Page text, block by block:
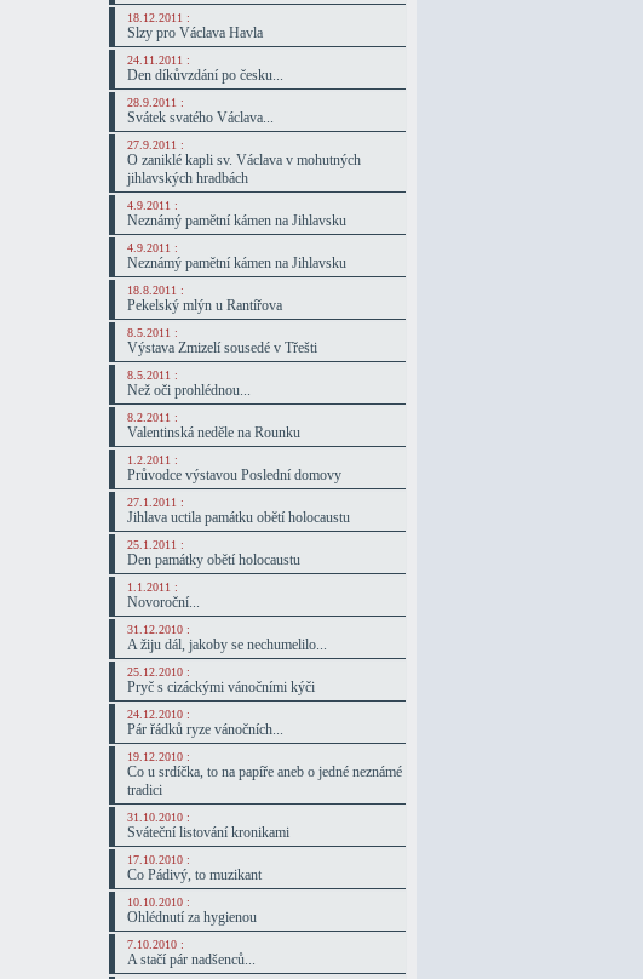
18.12.2011 :
Slzy pro Václava Havla
24.11.2011 :
Den díkůvzdání po česku...
28.9.2011 :
Svátek svatého Václava...
27.9.2011 :
O zaniklé kapli sv. Václava v mohutných
jihlavských hradbách
4.9.2011 :
Neznámý pamětní kámen na Jihlavsku
4.9.2011 :
Neznámý pamětní kámen na Jihlavsku
18.8.2011 :
Pekelský mlýn u Rantířova
8.5.2011 :
Výstava Zmizelí sousedé v Třešti
8.5.2011 :
Než oči prohlédnou...
8.2.2011 :
Valentinská neděle na Rounku
1.2.2011 :
Průvodce výstavou Poslední domovy
27.1.2011 :
Jihlava uctila památku obětí holocaustu
25.1.2011 :
Den památky obětí holocaustu
1.1.2011 :
Novoroční...
31.12.2010 :
A žiju dál, jakoby se nechumelilo...
25.12.2010 :
Pryč s cizáckými vánočními kýči
24.12.2010 :
Pár řádků ryze vánočních...
19.12.2010 :
Co u srdíčka, to na papíře aneb o jedné neznámé
tradici
31.10.2010 :
Sváteční listování kronikami
17.10.2010 :
Co Pádivý, to muzikant
10.10.2010 :
Ohlédnutí za hygienou
7.10.2010 :
A stačí pár nadšenců...